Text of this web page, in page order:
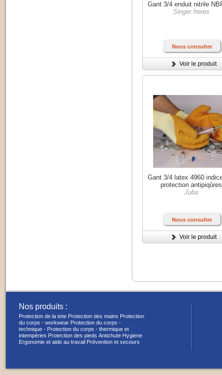
Gant 3/4 enduit nitrile
Singer freres
Nous consulter
Voir le produit
Gant 3/4 latex 4960
protection antipiqûres
Juba
Nous consulter
Voir le produit
Nos produits :
Protection de la tete Protection des mains Protection
du corps - workwear Protection du corps -
technique - Protection du corps - thermique et
intempéries Protection des pieds Antichute Hygiene
Ergonomie et aide au travail Prévention et secours